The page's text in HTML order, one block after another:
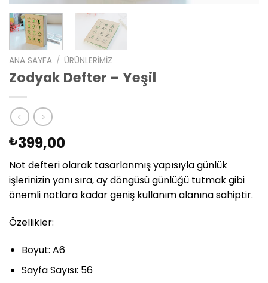
ANA SAYFA / ÜRÜNLERIMIZ
Zodyak Defter – Yeşil
₺399,00
Not defteri olarak tasarlanmış yapısıyla günlük
işlerinizin yanı sıra, ay döngüsü günlüğü tutmak gibi
önemli notlara kadar geniş kullanım alanına sahiptir.
Özellikler:
Boyut: A6
Sayfa Sayısı: 56